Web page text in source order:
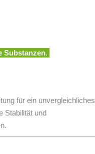
Substanzen.
für ein unvergleichliches
Stabilität und